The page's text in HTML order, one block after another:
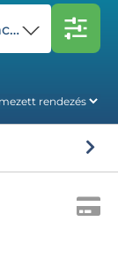
UH Férfi csomag (has és kismedence + 2 régió)